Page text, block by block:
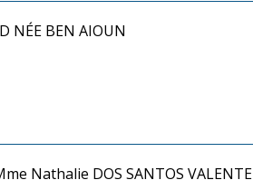
NÉE BEN AIOUN
Nathalie DOS SANTOS VALENTE